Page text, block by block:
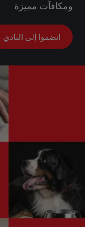
ومكافآت مميزة
انضموا إلى النادي